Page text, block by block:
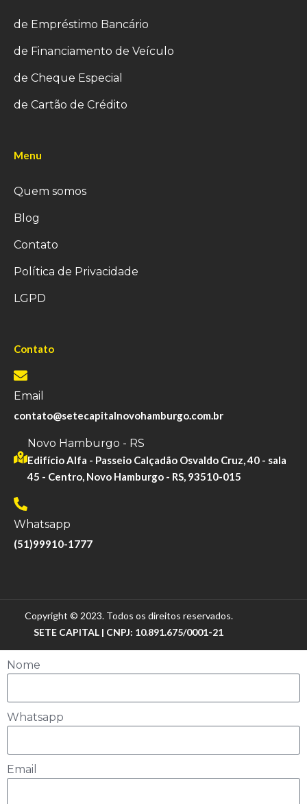
de Empréstimo Bancário
de Financiamento de Veículo
de Cheque Especial
de Cartão de Crédito
Menu
Quem somos
Blog
Contato
Política de Privacidade
LGPD
Contato
Email
contato@setecapitalnovohamburgo.com.br
Novo Hamburgo - RS
Edifício Alfa - Passeio Calçadão Osvaldo Cruz, 40 - sala
45 - Centro, Novo Hamburgo - RS, 93510-015
Whatsapp
(51)99910-1777
Copyright © 2023. Todos os direitos reservados.
SETE CAPITAL | CNPJ: 10.891.675/0001-21
Nome
Whatsapp
Email